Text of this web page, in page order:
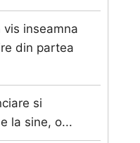
inseamna
din partea
si
la sine, o...